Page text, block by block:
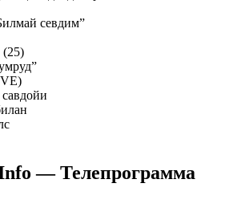
севдим”
(25)
— Телепрограмма